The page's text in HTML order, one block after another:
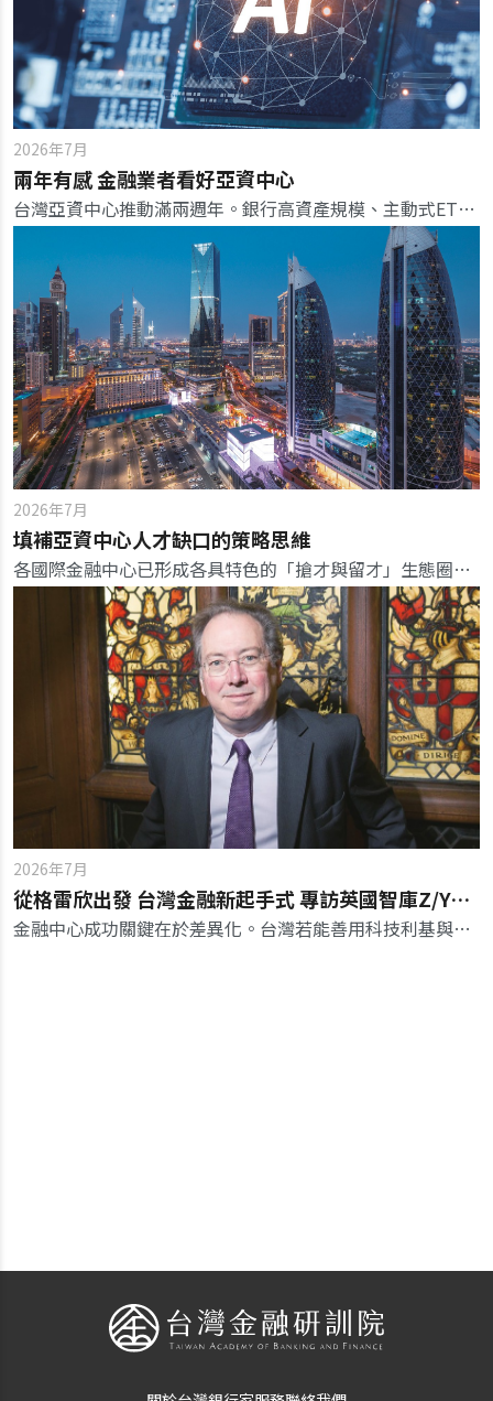
2026年7月
兩年有感 金融業者看好亞資中心
台灣亞資中心推動滿兩週年。銀行高資產規模、主動式ETF爆增，政府未來持續鬆綁法規留才引資，更要結合台灣最強的AI科技，吸引國際資本停駐。
2026年7月
填補亞資中心人才缺口的策略思維
各國際金融中心已形成各具特色的「搶才與留才」生態圈，其核心共通點是將職能標準、實際職務、專業訓練與金融機構需求深度綁定。
2026年7月
從格雷欣出發 台灣金融新起手式 專訪英國智庫Z/Yen集團主席麥可‧麥內利
金融中心成功關鍵在於差異化。台灣若能善用科技利基與彈性環境，以吸引頂尖人才，累積知識基礎，金融發展將有更多可能。